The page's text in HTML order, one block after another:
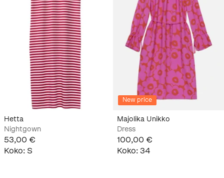
Hetta
Nightgown
53,00 €
Koko: S
New price
Majolika Unikko
Dress
100,00 €
Koko: 34